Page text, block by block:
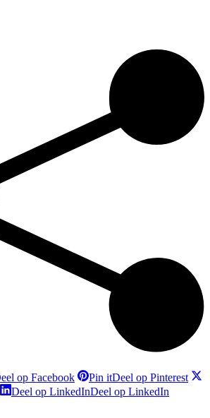
op Facebook Pin itDeel op Pinterest
Deel op LinkedInDeel op LinkedIn